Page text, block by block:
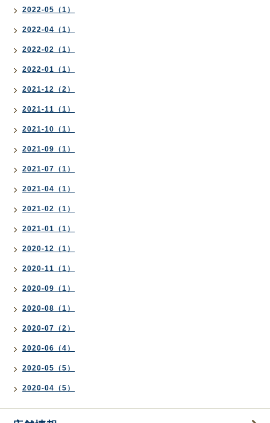
2022-05（1）
2022-04（1）
2022-02（1）
2022-01（1）
2021-12（2）
2021-11（1）
2021-10（1）
2021-09（1）
2021-07（1）
2021-04（1）
2021-02（1）
2021-01（1）
2020-12（1）
2020-11（1）
2020-09（1）
2020-08（1）
2020-07（2）
2020-06（4）
2020-05（5）
2020-04（5）